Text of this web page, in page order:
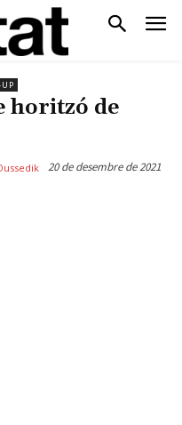
horitzó de
20 de desembre de 2021